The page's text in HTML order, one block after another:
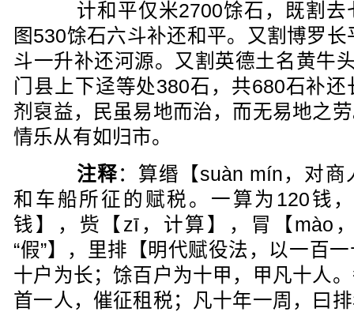
计和平仅米2700馀石，既割去
图530馀石六斗补还和平。又割博罗
斗一升补还河源。又割英德土名黄牛
门县上下迳等处380石，共680石补
剂裒益，民虽易地而治，而无易地之
情乐从有如归市。
注释：算缗【suàn mín，对
和车船所征的赋税。一算为120钱
钱】，赀【zī，计算】，冐【mào
“假”】，里排【明代赋役法，以一百
十户为长；馀百户为十甲，甲凡十人
首一人，催征租税；凡十年一周，曰